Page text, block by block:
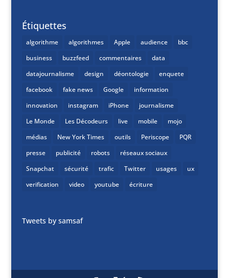
Étiquettes
algorithme algorithmes Apple audience
bbc
business
buzzfeed commentaires
data
datajournalisme
design déontologie
enquete
facebook
fake news Google
information
innovation
instagram iPhone
journalisme
Le Monde
Les Décodeurs live mobile
mojo
médias
New York Times outils Periscope
PQR
presse
publicité robots
réseaux sociaux
Snapchat
sécurité trafic Twitter usages
ux
verification
video youtube écriture
Tweets by samsaf